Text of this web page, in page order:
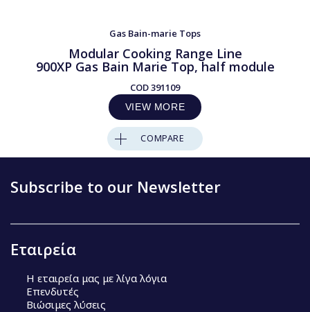
Gas Bain-marie Tops
Modular Cooking Range Line
900XP Gas Bain Marie Top, half module
COD391109
VIEW MORE
COMPARE
Subscribe to our Newsletter
Εταιρεία
Η εταιρεία μας με λίγα λόγια
Επενδυτές
Βιώσιμες λύσεις